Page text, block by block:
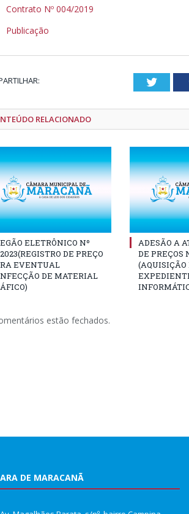
Contrato Nº 004/2019
Publicação
RELACIONADO
ELETRÔNICO Nº
DE PREÇO
EVENTUAL
DE MATERIAL
ADESÃO A
DE PREÇOS
estão fechados.
DE MARACANÃ